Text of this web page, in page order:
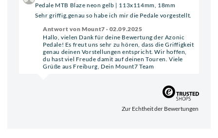
Pedale MTB Blaze neon gelb | 113x114mm, 18mm
Sehr griffig,genau so habe ich mir die Pedale vorgestellt.
Antwort von Mount7 · 02.09.2025
Hallo, vielen Dank für deine Bewertung der Azonic
Pedale! Es freut uns sehr zu hören, dass die Griffigkeit
genau deinen Vorstellungen entspricht. Wir hoffen,
du hast viel Freude damit auf deinen Touren. Viele
Grüße aus Freiburg, Dein Mount7 Team
Zur Echtheit der Bewertungen